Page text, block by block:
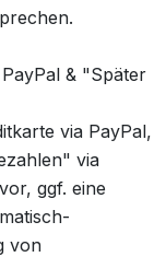
& "Später
via PayPal,
via
ggf. eine
von